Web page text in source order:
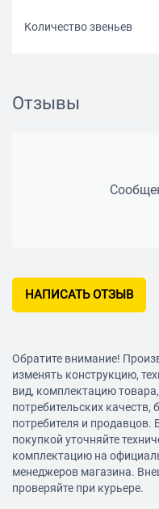
Количество звеньев
Отзывы
НАПИСАТЬ ОТЗЫВ
Обратите внимание!
изменять конструкцию,
вид, комплектацию
потребительских качеств,
потребителя и продавцов.
покупкой уточняйте
комплектацию на
менеджеров магазина.
проверяйте при курьере.